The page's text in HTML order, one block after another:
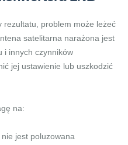
rezultatu, problem może leżeć
satelitarna narażona jest
i innych czynników
jej ustawienie lub uszkodzić
na:
jest poluzowana